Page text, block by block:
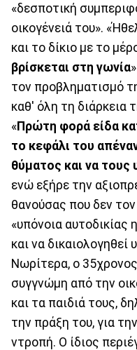
«δεσποτική
οικογένειά του».
και το δίκιο με το
βρίσκεται στη γωνία
τον προβληματισμό
καθ' όλη τη διάρκεια
«Πρώτη φορά είδα
το κεφάλι του
θύματος και να τους
ενώ εξήρε την
θανούσας που δεν
«υπόνοια
και να
Νωρίτερα, ο
συγγνώμη από την
και τα παιδιά τους,
την πράξη του, για
ντροπή. Ο ίδιος